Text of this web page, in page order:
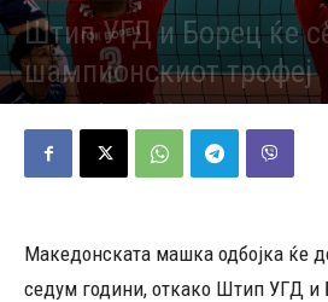
Штип УГД и Борец ќе
шампионскиот трофеј
Објавено од Андреј Велјаноски - 04/04/2026
Македонската машка одбојка ќе
седум години, откако Штип УГД и